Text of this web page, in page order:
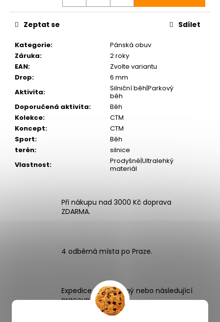
Kategorie:
Pánská obuv
Záruka:
2 roky
EAN:
Zvolte variantu
Drop:
6 mm
Aktivita:
Silniční běh|Parkový
běh
Doporučená aktivita:
Běh
Kolekce:
CTM
Koncept:
CTM
Sport:
Běh
terén:
silnice
Vlastnost:
Prodyšné|Ultralehký
materiál
Zeptat se Sdílet
Při nákupu nad 3000 Kč doprava
ZDARMA.
4 odběrná místa po Praze.
Expedice zboží stejný nebo následující
pracovní den.